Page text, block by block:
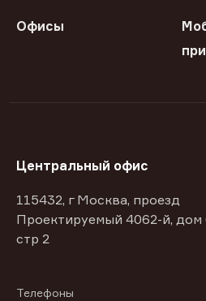
Офисы
Центральный офис
115432, г Москва, проезд
Проектируемый 4062-й, дом
стр 2
Телефоны